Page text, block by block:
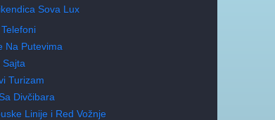
Sova Lux
Na Putevima
Sajta
Turizam
Divčibara
Linije i Red Vožnje